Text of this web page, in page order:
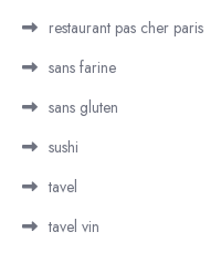
restaurant pas cher paris
sans farine
sans gluten
sushi
tavel
tavel vin